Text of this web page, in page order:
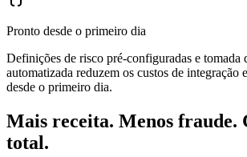
Pronto desde o primeiro dia
Definições de risco pré-configuradas e tomada
automatizada reduzem os custos de integração
desde o primeiro dia.
Mais receita. Menos fraude.
total.